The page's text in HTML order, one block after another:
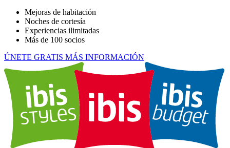
Mejoras de habitación
Noches de cortesía
Experiencias ilimitadas
Más de 100 socios
ÚNETE GRATIS MÁS INFORMACIÓN